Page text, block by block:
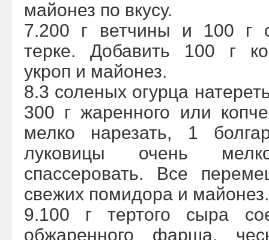
майонез по вкусу.
7.200 г ветчины и 100 г
терке. Добавить 100 г
укроп и майонез.
8.3 соленых огурца
300 г жаренного или
мелко нарезать, 1
луковицы очень
спассеровать. Все
свежих помидора и майонез.
9.100 г тертого сыра
обжаренного фарша,